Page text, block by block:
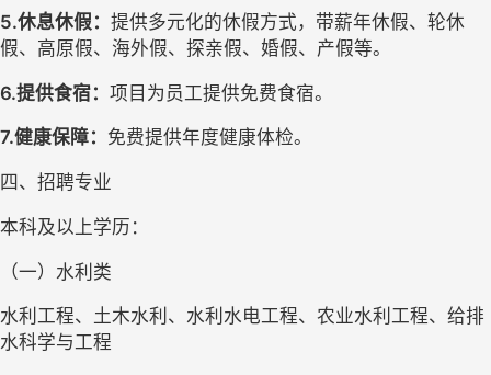
5.休息休假： 提供多元化的休假方式，带薪年休假、轮休
假、高原假、海外假、探亲假、婚假、产假等。
6.提供食宿： 项目为员工提供免费食宿。
7.健康保障： 免费提供年度健康体检。
四、招聘专业
本科及以上学历：
（一）水利类
水利工程、土木水利、水利水电工程、农业水利工程、给排
水科学与工程